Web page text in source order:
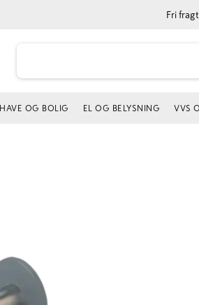
Fri
HAVE OG BOLIG EL OG BELYSNING VVS